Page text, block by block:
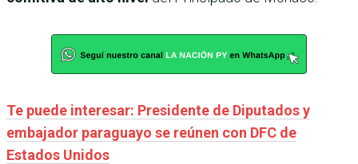
Te puede interesar: Presidente de Diputados y
embajador paraguayo se reúnen con DFC de
Estados Unidos